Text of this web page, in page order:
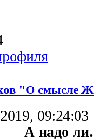
"О смысле
09:24:03
А надо